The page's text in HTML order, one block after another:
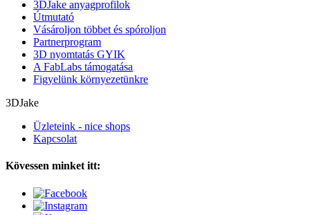
3DJake anyagprofilok
Útmutató
Vásároljon többet és spóroljon
Partnerprogram
3D nyomtatás GYIK
A FabLabs támogatása
Figyelünk környezetünkre
3DJake
Üzleteink - nice shops
Kapcsolat
Kövessen minket itt: